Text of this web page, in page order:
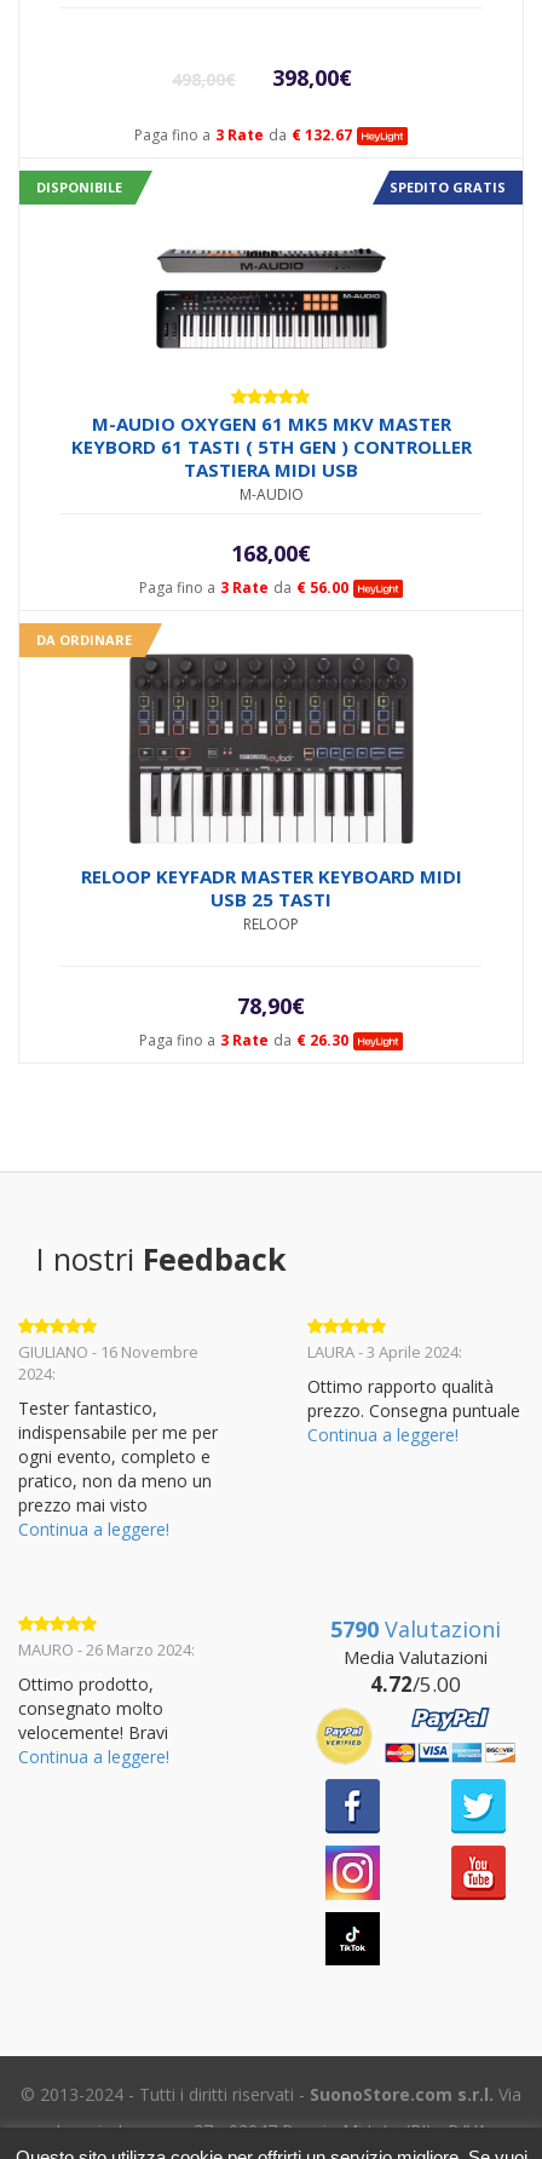
Paga fino a 3 Rate da € 132.67
498,00€
Il
prezzo
originale
era:
498,00€.
398,00€
prezzo
è:
DISPONIBILE SPEDITO GRATIS
Paga fino a 3 Rate da € 56.00
Valutato
5.00su 5
M-AUDIO OXYGEN 61 MK5 MKV MASTER
KEYBORD 61 TASTI ( 5TH GEN ) CONTROLLER
TASTIERA MIDI USB
M-AUDIO
168,00€
DA ORDINARE
Paga fino a 3 Rate da € 26.30
RELOOP KEYFADR MASTER KEYBOARD MIDI
USB 25 TASTI
RELOOP
78,90€
I nostri Feedback
Valutato 5
su 5
GIULIANO - 16 Novembre
2024:
Tester fantastico,
indispensabile per me per
ogni evento, completo e
pratico, non da meno un
prezzo mai visto
Continua a leggere!
Valutato 5
LAURA - 3 Aprile 2024:
Ottimo rapporto qualità
prezzo. Consegna puntuale
Continua a leggere!
Valutato5
MAURO - 26 Marzo 2024:
Ottimo prodotto,
consegnato molto
velocemente! Bravi
Continua a leggere!
5790 Valutazioni
Media Valutazioni
4.72/5.00
© 2013-2024 - Tutti i diritti riservati - SuonoStore.com s.r.l. Via
Ignazio Losacco, 37 - 02047 Poggio Mirteto (RI) - P.IVA